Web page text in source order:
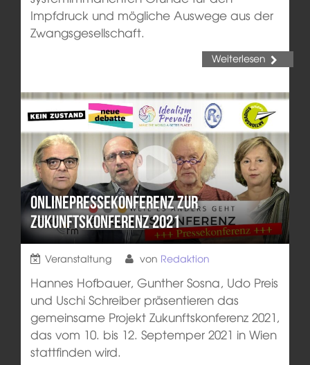
Impfdruck und mögliche Auswege aus der
Zwangsgesellschaft.
Weiterlesen
Onlinepressekonferenz zur
Zukunftskonferenz 2021
Veranstaltung von Redaktion
Hannes Hofbauer, Gunther Sosna, Udo Preis
und Uschi Schreiber präsentieren das
gemeinsame Projekt Zukunftskonferenz 2021,
das vom 10. bis 12. Septemper 2021 in Wien
stattfinden wird.